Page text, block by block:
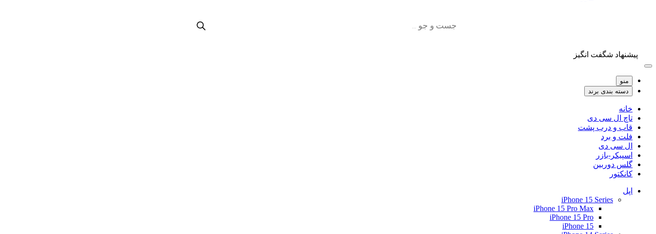
search
پیشنهاد شگفت انگیز
منو
دسته بندی برند
خانه
تاچ ال سی دی
قاب و درب پشت
فلت و برد
ال سی دی
اسپیکر-بازر
گلس دوربین
کانکتور
اپل
iPhone 15 Series
iPhone 15 Pro Max
iPhone 15 Pro
iPhone 15